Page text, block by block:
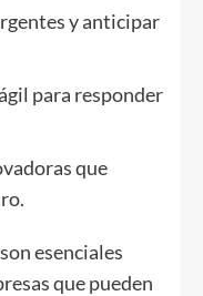
y anticipar
para responder
que
esenciales
que pueden